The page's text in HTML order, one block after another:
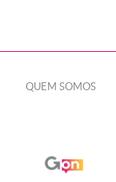
QUEM SOMOS